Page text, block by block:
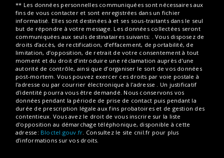
** Les données personnelles communiquées sont nécessaires aux
fins de vous contacter et sont enregistrées dans un fichier
informatisé. Elles sont destinées à et ses sous-traitants dans le seul
but de répondre à votre message. Les données collectées seront
communiquées aux seuls destinataires suivants: . Vous disposez de
droits d’accès, de rectification, d’effacement, de portabilité, de
limitation, d’opposition, de retrait de votre consentement à tout
moment et du droit d’introduire une réclamation auprès d’une
autorité de contrôle, ainsi que d’organiser le sort de vos données
post-mortem. Vous pouvez exercer ces droits par voie postale à
l'adresse ou par courrier électronique à l'adresse . Un justificatif
d'identité pourra vous être demandé. Nous conservons vos
données pendant la période de prise de contact puis pendant la
durée de prescription légale aux fins probatoires et de gestion des
contentieux. Vous avez le droit de vous inscrire sur la liste
d'opposition au démarchage téléphonique, disponible à cette
adresse: Bloctel.gouv.fr . Consultez le site cnil.fr pour plus
d’informations sur vos droits.